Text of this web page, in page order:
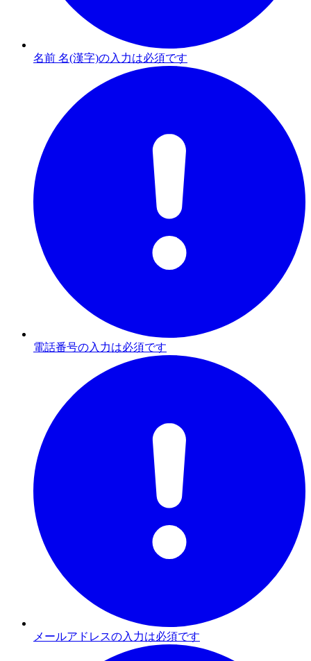
名前 名(漢字)の入力は必須です
電話番号の入力は必須です
メールアドレスの入力は必須です